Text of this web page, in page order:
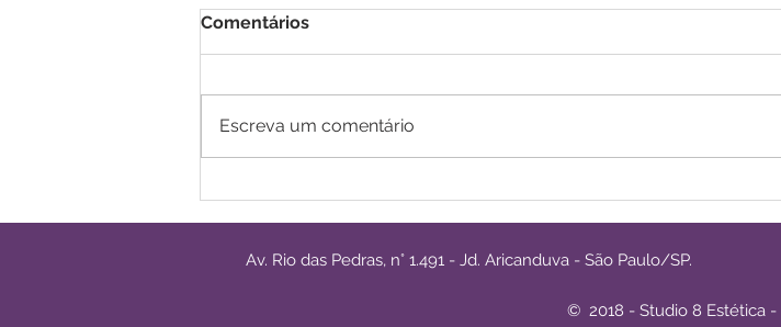
Studio 8 Estética
Liberação Miofascial
Comentários
Escreva um comentário
Av. Rio das Pedras, n° 1.491 - Jd. Aricanduva - São Paulo/SP.
© 2018 - Studio 8 Estética -